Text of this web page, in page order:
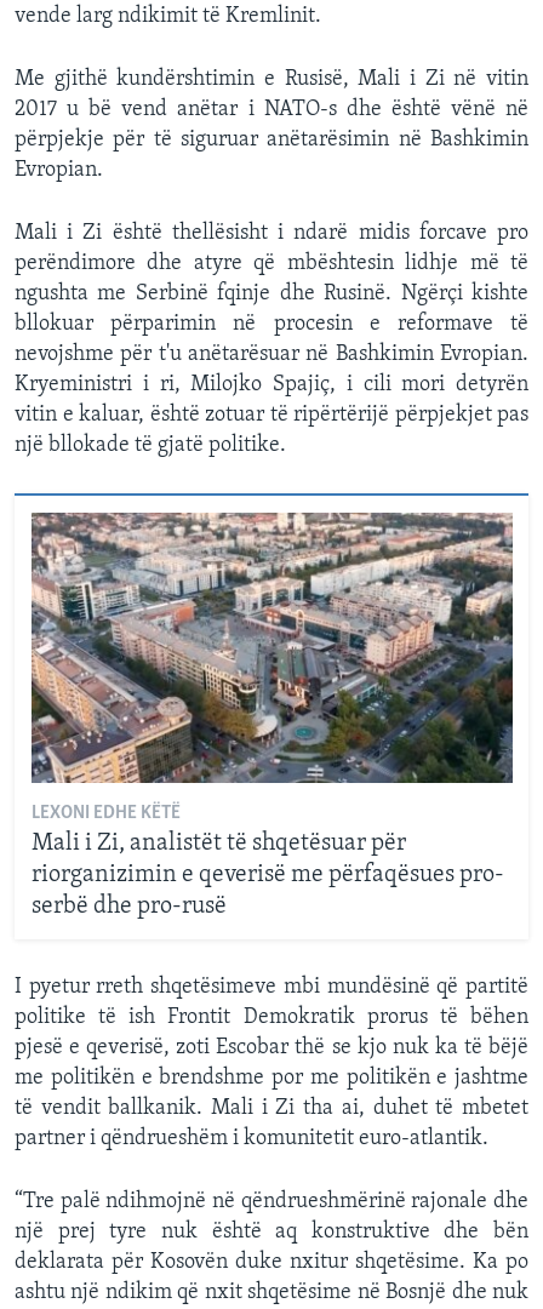
vende larg ndikimit të Kremlinit.
Me gjithë kundërshtimin e Rusisë, Mali i Zi në vitin
2017 u bë vend anëtar i NATO-s dhe është vënë në
përpjekje për të siguruar anëtarësimin në Bashkimin
Evropian.
Mali i Zi është thellësisht i ndarë midis forcave pro
perëndimore dhe atyre që mbështesin lidhje më të
ngushta me Serbinë fqinje dhe Rusinë. Ngërçi kishte
bllokuar përparimin në procesin e reformave të
nevojshme për t'u anëtarësuar në Bashkimin Evropian.
Kryeministri i ri, Milojko Spajiç, i cili mori detyrën
vitin e kaluar, është zotuar të ripërtërijë përpjekjet pas
një bllokade të gjatë politike.
LEXONI EDHE KËTË
Mali i Zi, analistët të shqetësuar për
riorganizimin e qeverisë me përfaqësues pro-
serbë dhe pro-rusë
I pyetur rreth shqetësimeve mbi mundësinë që partitë
politike të ish Frontit Demokratik prorus të bëhen
pjesë e qeverisë, zoti Escobar thë se kjo nuk ka të bëjë
me politikën e brendshme por me politikën e jashtme
të vendit ballkanik. Mali i Zi tha ai, duhet të mbetet
partner i qëndrueshëm i komunitetit euro-atlantik.
“Tre palë ndihmojnë në qëndrueshmërinë rajonale dhe
një prej tyre nuk është aq konstruktive dhe bën
deklarata për Kosovën duke nxitur shqetësime. Ka po
ashtu një ndikim që nxit shqetësime në Bosnjë dhe nuk